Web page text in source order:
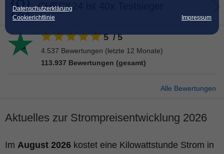
Datenschutzerklärung
Cookierichtlinie
Impressum
CHECK24 ist 40x Testsieger
5/5
4.537 Bewertungen (letzte 12 Monate)
113.937 Bewertungen (gesamt)
Alle Bewertungen
Aktuelles zur Strompreisentwicklung 2026
Im August 2026 kostet eine Kilowattstunde Strom in